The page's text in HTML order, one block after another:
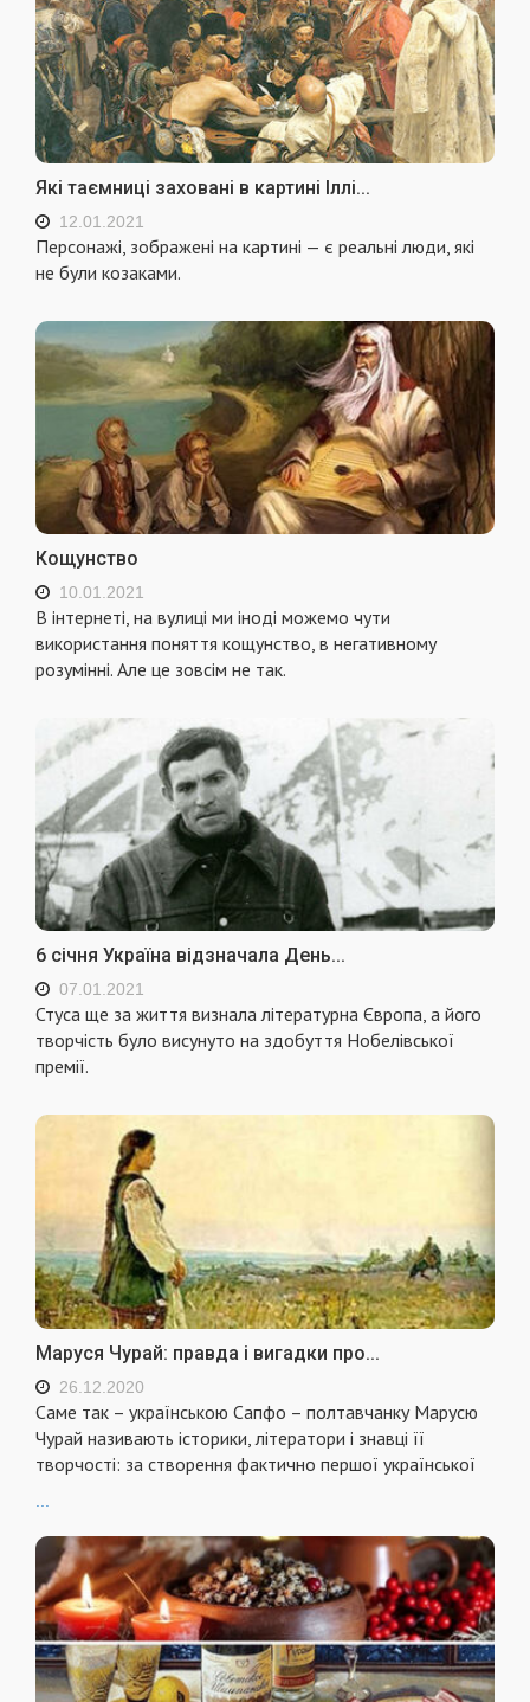
Які таємниці заховані в картині Іллі...
12.01.2021
Персонажі, зображені на картині — є реальні люди, які
не були козаками.
Кощунство
10.01.2021
В інтернеті, на вулиці ми іноді можемо чути
використання поняття кощунство, в негативному
розумінні. Але це зовсім не так.
6 січня Україна відзначала День...
07.01.2021
Стуса ще за життя визнала літературна Європа, а його
творчість було висунуто на здобуття Нобелівської
премії.
Маруся Чурай: правда і вигадки про...
26.12.2020
Саме так – українською Сапфо – полтавчанку Марусю
Чурай називають історики, літератори і знавці її
творчості: за створення фактично першої української